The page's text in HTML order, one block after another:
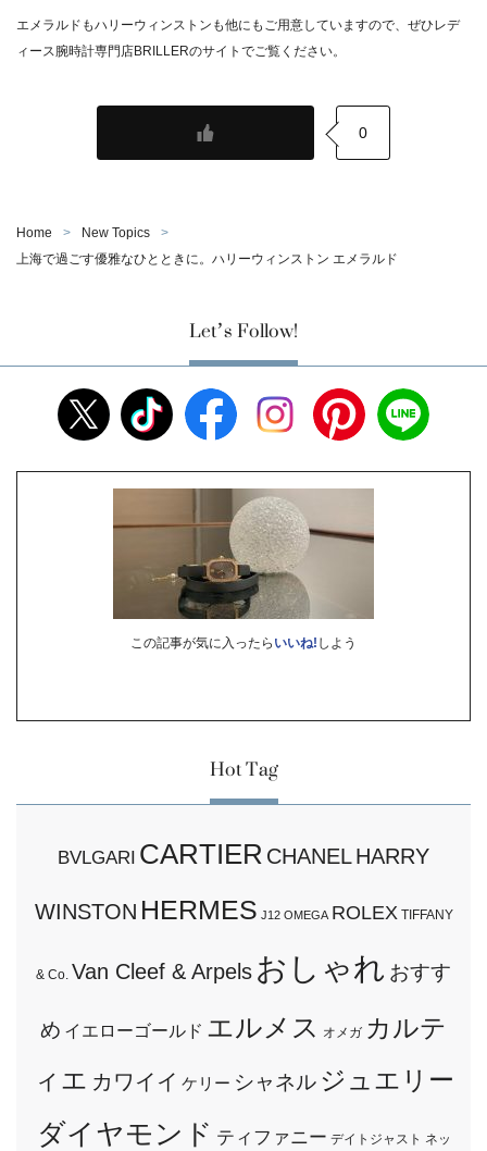
エメラルドもハリーウィンストンも他にもご用意していますので、 ぜひレデ
ィース腕時計専門店BRILLERのサイトでご覧ください。
0
Home
New Topics
上海で過ごす優雅なひとときに。ハリーウィンストン エメラルド
Let’s Follow!
この記事が気に入ったら いいね! しよう
Hot Tag
BVLGARI CARTIER CHANELHARRY
WINSTON HERMES J12 OMEGA ROLEX TIFFANY
& Co. Van Cleef & Arpels おしゃれ おすす
め イエローゴールド エルメス オメガ カルテ
ィエ カワイイ ケリー シャネル ジュエリー
ダイヤモンド ティファニー デイトジャスト ネッ